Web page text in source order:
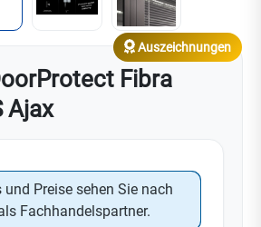
Fibra
Ajax
Auszeichnungen
und Preise sehen Sie nach
Fachhandelspartner.